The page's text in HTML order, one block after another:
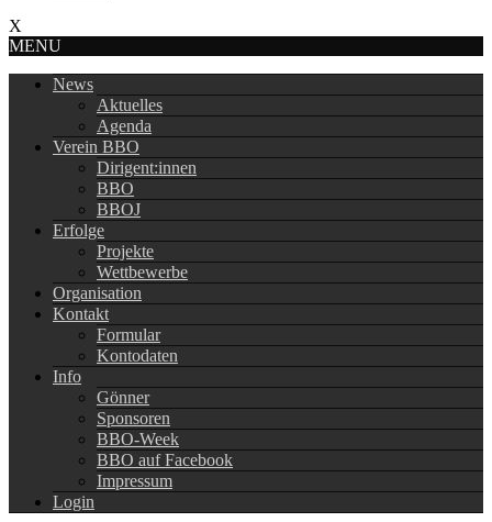
X
MENU
News
Aktuelles
Agenda
Verein BBO
Dirigent:innen
BBO
BBOJ
Erfolge
Projekte
Wettbewerbe
Organisation
Kontakt
Formular
Kontodaten
Info
Gönner
Sponsoren
BBO-Week
BBO auf Facebook
Impressum
Login